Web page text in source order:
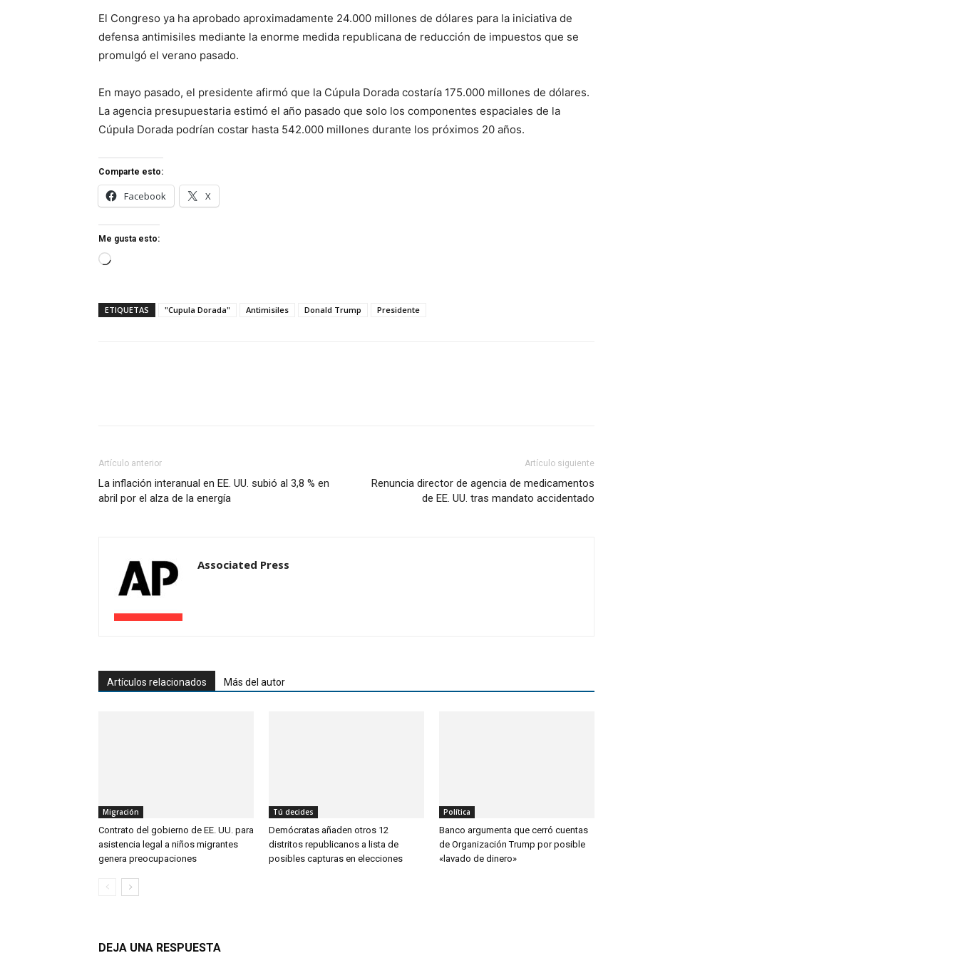
El Congreso ya ha aprobado aproximadamente 24.000 millones de dólares para la iniciativa de
defensa antimisiles mediante la enorme medida republicana de reducción de impuestos que se
promulgó el verano pasado.
En mayo pasado, el presidente afirmó que la Cúpula Dorada costaría 175.000 millones de dólares.
La agencia presupuestaria estimó el año pasado que solo los componentes espaciales de la
Cúpula Dorada podrían costar hasta 542.000 millones durante los próximos 20 años.
Comparte esto:
Facebook X
Me gusta esto:
Cargando...
ETIQUETAS "Cupula Dorada" Antimisiles Donald Trump Presidente
Artículo anterior
La inflación interanual en EE. UU. subió al 3,8 % en
abril por el alza de la energía
Artículo siguiente
Renuncia director de agencia de medicamentos
de EE. UU. tras mandato accidentado
Associated Press
Artículos relacionados Más del autor
Migración
Contrato del gobierno de EE. UU. para
asistencia legal a niños migrantes
genera preocupaciones
Tú decides
Demócratas añaden otros 12
distritos republicanos a lista de
posibles capturas en elecciones
Política
Banco argumenta que cerró cuentas
de Organización Trump por posible
«lavado de dinero»
DEJA UNA RESPUESTA